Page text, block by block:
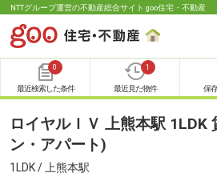
NTTグループ運営の不動産総合サイト goo住宅・不動産
0
最近検索した条件
1
最近見た物件 保
ロイヤルＩＶ 上熊本駅 1LDK
ン・アパート)
1LDK / 上熊本駅